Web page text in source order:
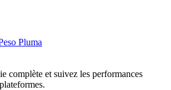
Pluma
complète et suivez les performances